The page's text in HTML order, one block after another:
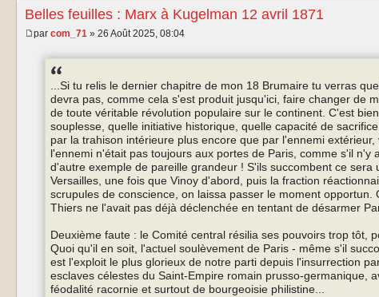
Belles feuilles : Marx à Kugelman 12 avril 1871
par com_71 » 26 Août 2025, 08:04
...Si tu relis le dernier chapitre de mon 18 Brumaire tu verras
devra pas, comme cela s'est produit jusqu'ici, faire changer de
de toute véritable révolution populaire sur le continent. C'est
souplesse, quelle initiative historique, quelle capacité de
par la trahison intérieure plus encore que par l'ennemi
l'ennemi n'était pas toujours aux portes de Paris, comme s'il
d'autre exemple de pareille grandeur ! S'ils succombent ce
Versailles, une fois que Vinoy d'abord, puis la fraction
scrupules de conscience, on laissa passer le moment
Thiers ne l'avait pas déjà déclenchée en tentant de désarmer
Deuxième faute : le Comité central résilia ses pouvoirs trop tôt,
Quoi qu'il en soit, l'actuel soulèvement de Paris - même s'il
est l'exploit le plus glorieux de notre parti depuis l'insurrection
esclaves célestes du Saint‑Empire romain prusso-
féodalité racornie et surtout de bourgeoisie philistine...